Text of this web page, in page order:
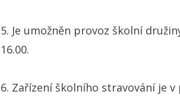
5. Je umožněn provoz školní
16.00.
6. Zařízení školního stravování je v